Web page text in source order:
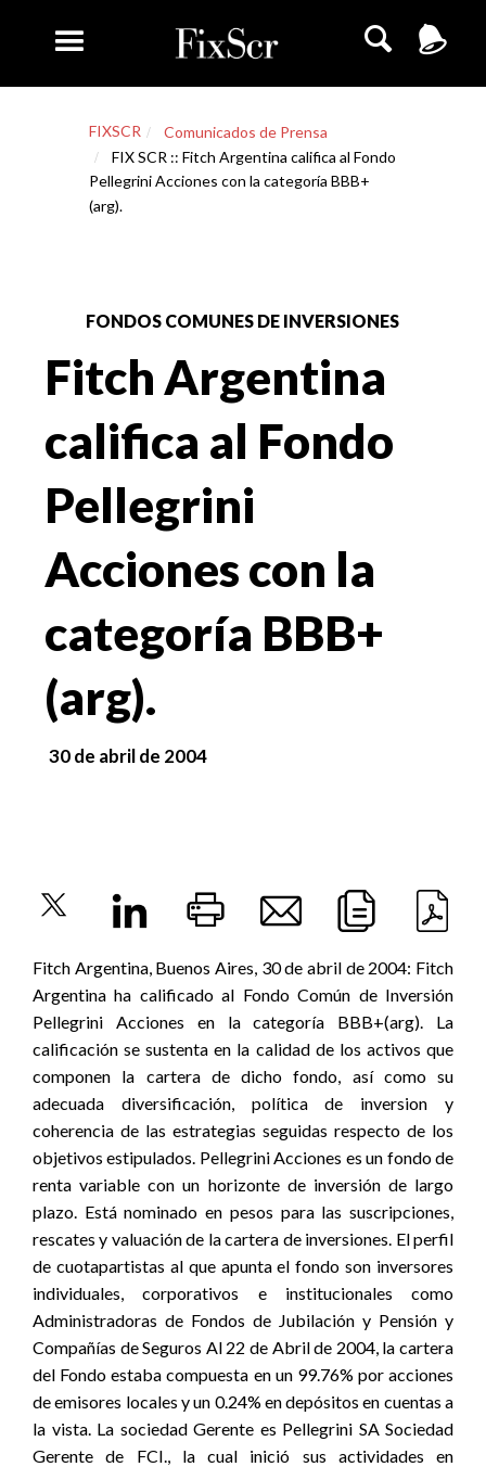
FIXSCR
Comunicados de Prensa
FIX SCR :: Fitch Argentina califica al Fondo
Pellegrini Acciones con la categoría BBB+
(arg).
FONDOS COMUNES DE INVERSIONES
Fitch Argentina
califica al Fondo
Pellegrini
Acciones con la
categoría BBB+
(arg).
30 de abril de 2004
Fitch Argentina, Buenos Aires, 30 de abril de 2004: Fitch
Argentina ha calificado al Fondo Común de Inversión
Pellegrini Acciones en la categoría BBB+(arg). La
calificación se sustenta en la calidad de los activos que
componen la cartera de dicho fondo, así como su
adecuada diversificación, política de inversion y
coherencia de las estrategias seguidas respecto de los
objetivos estipulados. Pellegrini Acciones es un fondo de
renta variable con un horizonte de inversión de largo
plazo. Está nominado en pesos para las suscripciones,
rescates y valuación de la cartera de inversiones. El perfil
de cuotapartistas al que apunta el fondo son inversores
individuales, corporativos e institucionales como
Administradoras de Fondos de Jubilación y Pensión y
Compañías de Seguros Al 22 de Abril de 2004, la cartera
del Fondo estaba compuesta en un 99.76% por acciones
de emisores locales y un 0.24% en depósitos en cuentas a
la vista. La sociedad Gerente es Pellegrini SA Sociedad
Gerente de FCI., la cual inició sus actividades en